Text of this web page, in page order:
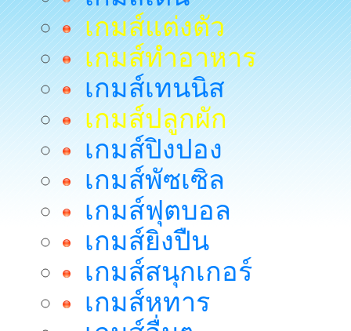
เกมส์แต่งตัว
เกมส์ทำอาหาร
เกมส์เทนนิส
เกมส์ปลูกผัก
เกมส์ปิงปอง
เกมส์พัซเซิล
เกมส์ฟุตบอล
เกมส์ยิงปืน
เกมส์สนุกเกอร์
เกมส์หทาร